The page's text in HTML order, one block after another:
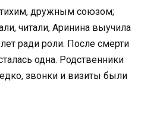
тихим, дружным союзом;
читали, Аринина выучила
ради роли. После смерти
одна. Родственники
звонки и визиты были